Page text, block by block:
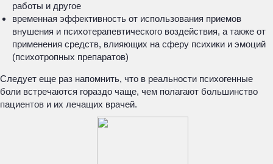
работы и другое
временная эффективность от использования приемов
внушения и психотерапевтического воздействия, а также от
применения средств, влияющих на сферу психики и эмоций
(психотропных препаратов)
Следует еще раз напомнить, что в реальности психогенные
боли встречаются гораздо чаще, чем полагают большинство
пациентов и их лечащих врачей.